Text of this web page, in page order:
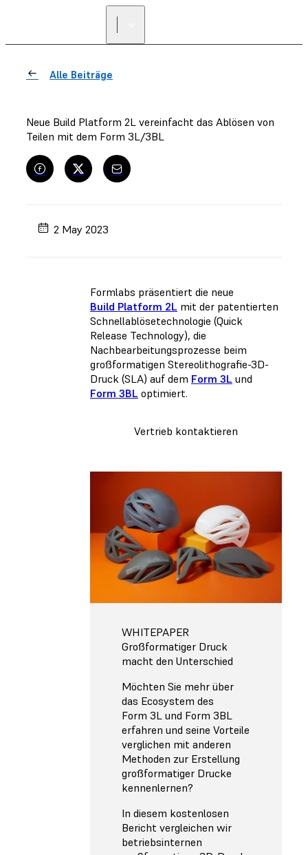
Alle Beiträge
Neue Build Platform 2L vereinfacht das Ablösen von
Teilen mit dem Form 3L/3BL
2 May 2023
Formlabs präsentiert die neue
Build Platform 2L mit der patentierten
Schnellablösetechnologie (Quick
Release Technology), die
Nachbearbeitungsprozesse beim
großformatigen Stereolithografie-3D-
Druck (SLA) auf dem Form 3L und
Form 3BL optimiert.
Vertrieb kontaktieren
WHITEPAPER
Großformatiger Druck
macht den Unterschied
Möchten Sie mehr über
das Ecosystem des
Form 3L und Form 3BL
erfahren und seine Vorteile
verglichen mit anderen
Methoden zur Erstellung
großformatiger Drucke
kennenlernen?
In diesem kostenlosen
Bericht vergleichen wir
betriebsinternen